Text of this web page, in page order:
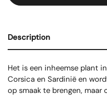
Description
Het is een inheemse plant
Corsica en Sardinië en
op smaak te brengen, maar